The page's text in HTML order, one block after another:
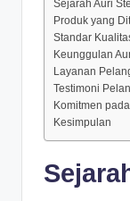
Sejarah Auri
Produk yang
Standar
Keunggulan
Layanan
Testimoni
Komitmen
Kesimpulan